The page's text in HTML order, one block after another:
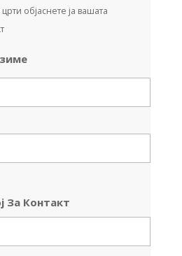
објаснете ја вашата
За Контакт